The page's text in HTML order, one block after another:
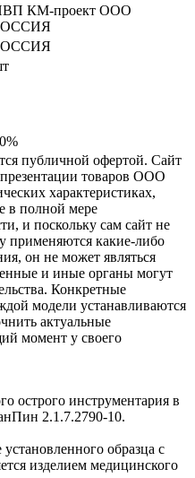
КМ-проект ООО
публичной офертой. Сайт
товаров ООО
характеристиках,
в полной мере
и поскольку сам сайт не
применяются какие-либо
он не может являться
и иные органы могут
Конкретные
модели устанавливаются
актуальные
момент у своего
острого инструментария в
2.1.7.2790-10.
образца с
изделием медицинского